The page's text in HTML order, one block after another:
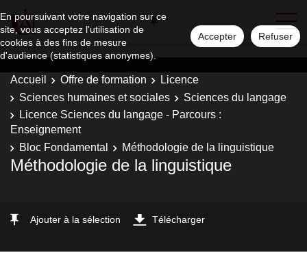
En poursuivant votre navigation sur ce
site, vous acceptez l'utilisation de
cookies à des fins de mesure
d'audience (statistiques anonymes).
Accepter Refuser
Accueil Offre de formation
Licence
Sciences humaines et sociales
Sciences du langage
Licence Sciences du langage - Parcours :
Enseignement
Bloc Fondamental
Méthodologie de la linguistique
Méthodologie de la linguistique
Ajouter à la sélection Télécharger